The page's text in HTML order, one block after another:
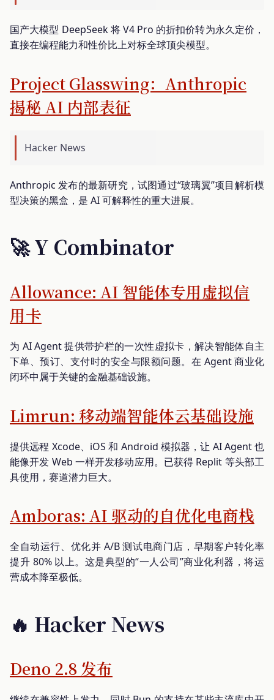
国产大模型 DeepSeek 将 V4 Pro 的折扣价转为永久定价，
直接在编程能力和性价比上对标全球顶尖模型。
Project Glasswing：Anthropic
揭秘 AI 内部表征
Hacker News
Anthropic 发布的最新研究，试图通过“玻璃翼”项目解析模
型决策的黑盒，是 AI 可解释性的重大进展。
🚀 Y Combinator
Allowance: AI 智能体专用虚拟信
用卡
为 AI Agent 提供带护栏的一次性虚拟卡，解决智能体自主
下单、预订、支付时的安全与限额问题。在 Agent 商业化
闭环中属于关键的金融基础设施。
Limrun: 移动端智能体云基础设施
提供远程 Xcode、iOS 和 Android 模拟器，让 AI Agent 也
能像开发 Web 一样开发移动应用。已获得 Replit 等头部工
具使用，赛道潜力巨大。
Amboras: AI 驱动的自优化电商栈
全自动运行、优化并 A/B 测试电商门店，早期客户转化率
提升 80% 以上。这是典型的“一人公司”商业化利器，将运
营成本降至极低。
🔥 Hacker News
Deno 2.8 发布